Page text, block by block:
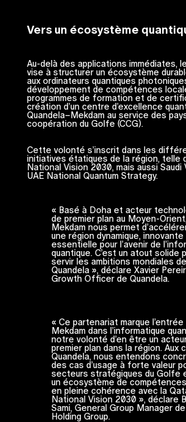
Vers un écosystème
Au-delà des applications immédiates,
vise à structurer un écosystème
aux ordinateurs quantiques
développement de compétences
programmes de formation et de
création d’un centre d’excellence
Quandela–Mekdam au service des
coopération du Golfe (CCG).
Cette volonté s’inscrit dans les
initiatives étatiques de la région, telle
National Vision 2030, mais aussi
UAE National Quantum Strategy.
« Basé à Doha et acteur
de premier plan au Moyen-Orient,
Mekdam nous permet
une région dynamique,
essentielle pour l’avenir de
quantique. C’est un atout solide
servir les ambitions mondiales de
Quandela », déclare Xavier
Growth Officer de Quandela.
« Ce partenariat marque l’entrée
Mekdam dans l’informatique
notre volonté d’en être un
premier plan dans la région. Aux
Quandela, nous entendons
des cas d’usage à forte valeur
secteurs stratégiques du Golfe
un écosystème de
en pleine cohérence avec la
National Vision 2030 », déclare
Sami, General Group Manager
Holding Group.